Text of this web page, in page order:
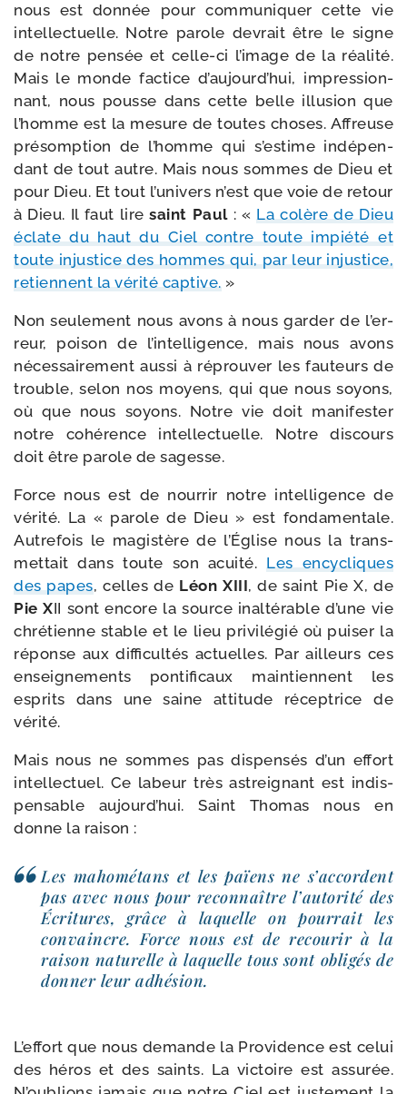
nous est don­née pour com­mu­ni­quer cette vie
intel­lec­tuelle. Notre parole devrait être le signe
de notre pen­sée et celle-​ci l’i­mage de la réa­li­té.
Mais le monde fac­tice d’au­jourd’­hui, impres­sion­
nant, nous pousse dans cette belle illu­sion que
l’homme est la mesure de toutes choses. Affreuse
pré­somp­tion de l’homme qui s’es­time indé­pen­
dant de tout autre. Mais nous sommes de Dieu et
pour Dieu. Et tout l’u­ni­vers n’est que voie de retour
à Dieu. Il faut liresaint Paul : «La colère de Dieu
éclate du haut du Ciel contre toute impié­té et
toute injus­tice des hommes qui, par leur injus­tice,
retiennent la véri­té cap­tive.»
Non seule­ment nous avons à nous gar­der de l’er­
reur, poi­son de l’in­tel­li­gence, mais nous avons
néces­sai­re­ment aus­si à réprou­ver les fau­teurs de
trouble, selon nos moyens, qui que nous soyons,
où que nous soyons. Notre vie doit mani­fes­ter
notre cohé­rence intel­lec­tuelle. Notre dis­cours
doit être parole de sagesse.
Force nous est de nour­rir notre intel­li­gence de
véri­té. La « parole de Dieu » est fon­da­men­tale.
Autrefois le magis­tère de l’Église nous la trans­
met­tait dans toute son acui­té.Les ency­cliques
des papes, celles de Léon XIII, de saint Pie X, de
Pie XII sont encore la source inal­té­rable d’une vie
chré­tienne stable et le lieu pri­vi­lé­gié où pui­ser la
réponse aux dif­fi­cul­tés actuelles. Par ailleurs ces
ensei­gne­ments pon­ti­fi­caux main­tiennent les
esprits dans une saine atti­tude récep­trice de
vérité.
Mais nous ne sommes pas dis­pen­sés d’un effort
intel­lec­tuel. Ce labeur très astrei­gnant est indis­
pen­sable aujourd’­hui. Saint Thomas nous en
donne la raison :
Les maho­mé­tans et les païens ne s’ac­cordent
pas avec nous pour recon­naître l’au­to­ri­té des
Écritures, grâce à laquelle on pour­rait les
convaincre. Force nous est de recou­rir à la
rai­son natu­relle à laquelle tous sont obli­gés de
don­ner leur adhésion.
L’effort que nous demande la Providence est celui
des héros et des saints. La vic­toire est assu­rée.